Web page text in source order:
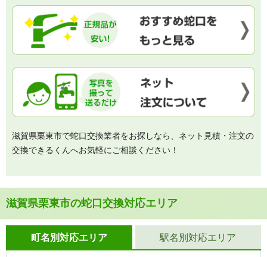
滋賀県栗東市で蛇口交換業者をお探しなら、ネット見積・注文の
交換できるくんへお気軽にご相談ください！
滋賀県栗東市の蛇口交換対応エリア
町名別対応エリア 駅名別対応エリア